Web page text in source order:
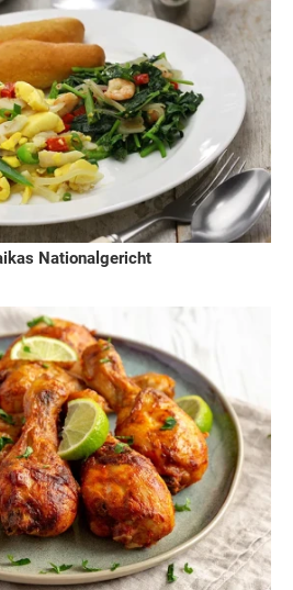
Nationalgericht